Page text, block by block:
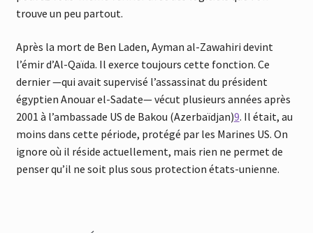
trouve un peu partout.
Après la mort de Ben Laden, Ayman al-Zawahiri devint
l’émir d’Al-Qaïda. Il exerce toujours cette fonction. Ce
dernier —qui avait supervisé l’assassinat du président
égyptien Anouar el-Sadate— vécut plusieurs années après
2001 à l’ambassade US de Bakou (Azerbaïdjan)9. Il était, au
moins dans cette période, protégé par les Marines US. On
ignore où il réside actuellement, mais rien ne permet de
penser qu’il ne soit plus sous protection états-unienne.